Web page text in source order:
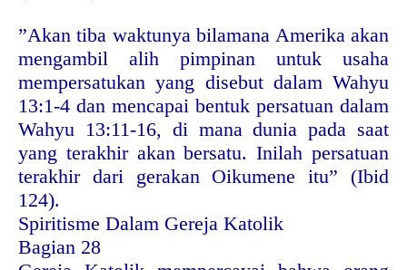
”Akan tiba waktunya bilamana Amerika akan
mengambil alih pimpinan untuk usaha
mempersatukan yang disebut dalam Wahyu
13:1-4 dan mencapai bentuk persatuan dalam
Wahyu 13:11-16, di mana dunia pada saat
yang terakhir akan bersatu. Inilah persatuan
terakhir dari gerakan Oikumene itu” (Ibid
124).
Spiritisme Dalam Gereja Katolik
Bagian 28